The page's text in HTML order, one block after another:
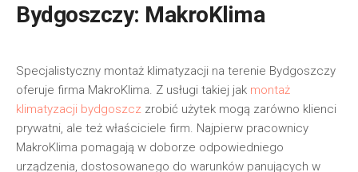
Bydgoszczy: MakroKlima
Specjalistyczny montaż klimatyzacji na terenie Bydgoszczy
oferuje firma MakroKlima. Z usługi takiej jak montaż
klimatyzacji bydgoszcz zrobić użytek mogą zarówno klienci
prywatni, ale też właściciele firm. Najpierw pracownicy
MakroKlima pomagają w doborze odpowiedniego
urządzenia, dostosowanego do warunków panujących w